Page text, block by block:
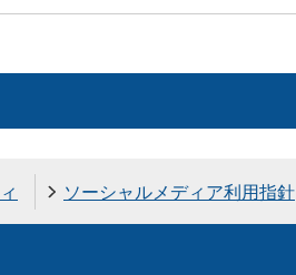
ソーシャルメディア利用指針